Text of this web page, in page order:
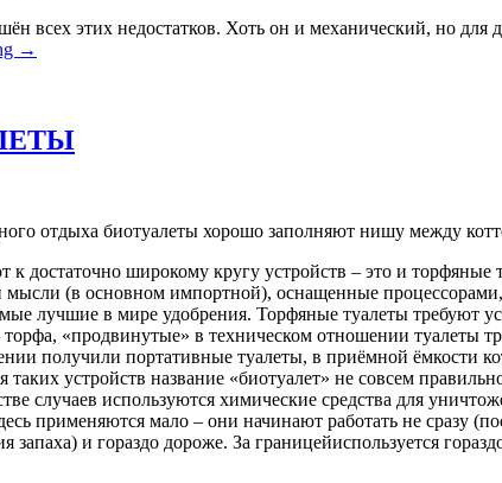
всех этих недостатков. Хоть он и механический, но
→
отдыха биотуалеты хорошо заполняют нишу между
достаточно широкому кругу устройств – это и
мысли (в основном импортной), оснащенные
лучшие в мире удобрения. Торфяные туалеты требуют
«продвинутые» в техническом отношении туалеты
получили портативные туалеты, в приёмной ёмкости
устройств название «биотуалет» не совсем
случаев используются химические средства для
применяются мало – они начинают работать не сразу
и гораздо дороже. За границейиспользуется